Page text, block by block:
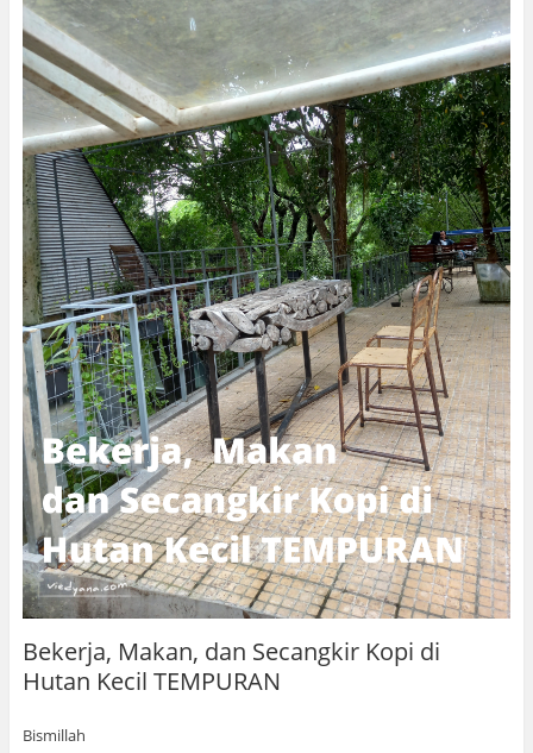
Bekerja, Makan, dan Secangkir Kopi di
Hutan Kecil TEMPURAN
Bismillah